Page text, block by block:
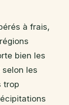
à frais,
bien les
selon les
trop